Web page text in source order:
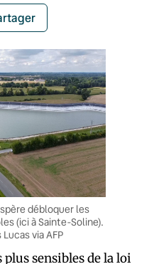
débloquer les
(ici à Sainte-Soline).
via AFP
plus sensibles de la loi